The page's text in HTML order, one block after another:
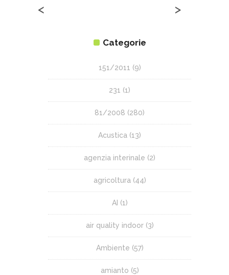
< >
Categorie
151/2011 (9)
231 (1)
81/2008 (280)
Acustica (13)
agenzia interinale (2)
agricoltura (44)
AI (1)
air quality indoor(3)
Ambiente (57)
amianto (5)